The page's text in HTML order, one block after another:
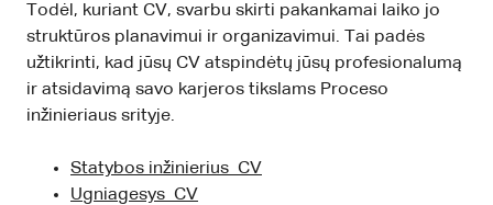
Todėl, kuriant CV, svarbu skirti pakankamai laiko jo
struktūros planavimui ir organizavimui. Tai padės
užtikrinti, kad jūsų CV atspindėtų jūsų profesionalumą
ir atsidavimą savo karjeros tikslams Proceso
inžinieriaus srityje.
Statybos inžinierius CV
Ugniagesys CV